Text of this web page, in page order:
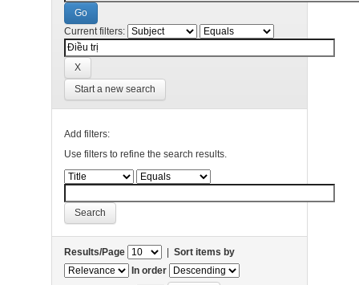
Current filters:
Start a new search
Add filters:
Use filters to refine the search results.
Results/Page |Sort items by
In order